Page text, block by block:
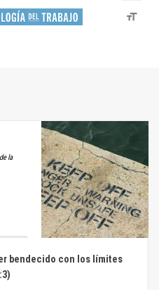
la
bendecido con los límites